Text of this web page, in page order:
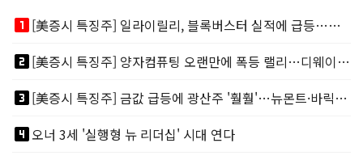
looks_one
[美증시 특징주] 일라이릴리, 블록버스터 실적에 급등…마운자로 매출 폭발
looks_two
[美증시 특징주] 양자컴퓨팅 오랜만에 폭등 랠리…디웨이브·아이온큐 주도
looks_3
[美증시 특징주] 금값 급등에 광산주 '훨훨'…뉴몬트·바릭마이닝 주도
looks_4오너 3세 '실행형 뉴 리더십' 시대 연다